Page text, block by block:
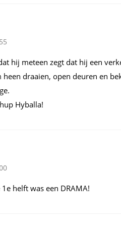
hij meteen zegt dat hij een
draaien, open deuren en
Hyballa!
helft was een DRAMA!